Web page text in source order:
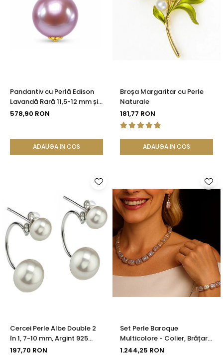
Pandantiv cu Perlă Edison
Lavandă Rară 11,5-12 mm și
Aur 14K (aur 585) |
578,90 RON
ADAUGA IN COS
Broșa Margaritar cu Perle
Naturale
181,77 RON
ADAUGA IN COS
Cercei Perle Albe Double 2
în 1, 7-10 mm, Argint 925
Placat cu Platină |
197,70 RON
Set Perle Baroque
Multicolore - Colier, Brățară
și Cercei, Argint 925 |
1.244,25 RON